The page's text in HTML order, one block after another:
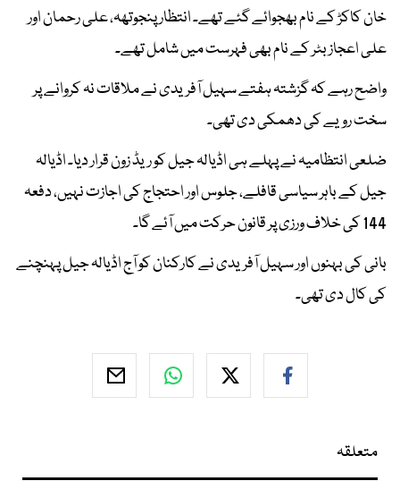
خان کاکڑ کے نام بھجوائے گئے تھے۔ انتظار پنجوتھہ، علی رحمان اور
علی اعجاز بٹر کے نام بھی فہرست میں شامل تھے۔
واضح رہے کہ گزشتہ ہفتے سہیل آفریدی نے ملاقات نہ کروانے پر
سخت رویے کی دھمکی دی تھی۔
ضلعی انتظامیہ نے پہلے ہی اڈیالہ جیل کو ریڈ زون قرار دیا۔ اڈیالہ
جیل کے باہر سیاسی قافلے، جلوس اور احتجاج کی اجازت نہیں، دفعہ
144 کی خلاف ورزی پر قانون حرکت میں آئے گا۔
بانی کی بہنوں اور سہیل آفریدی نے کارکنان کو آج اڈیالہ جیل پہنچنے
کی کال دی تھی۔
متعلقہ